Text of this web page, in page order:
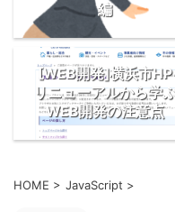
編
[WEB開発]横浜市HP
リニューアルから学
WEB開発の注意点
HOME > JavaScript >